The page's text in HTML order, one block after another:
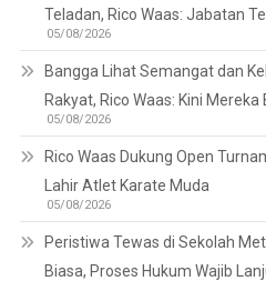
Teladan, Rico Waas: Jabatan
05/08/2026
Bangga Lihat Semangat dan
Rakyat, Rico Waas: Kini
05/08/2026
Rico Waas Dukung Open
Lahir Atlet Karate Muda
05/08/2026
Peristiwa Tewas di Sekolah
Biasa, Proses Hukum Wajib